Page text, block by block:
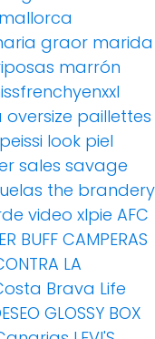
mallorca
graor marida
marrón
oversize paillettes
peissi look piel
sales savage
the brandery
video xlpie AFC
BUFF CAMPERAS
LA
Brava Life
GLOSSY BOX